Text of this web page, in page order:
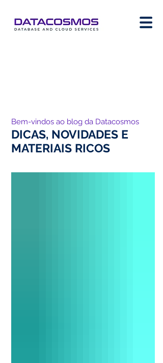
Bem-vindos ao blog da Datacosmos
DICAS, NOVIDADES E
MATERIAIS RICOS